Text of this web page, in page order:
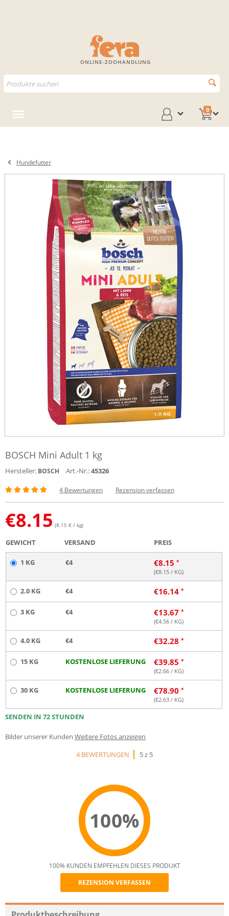
ONLINE-ZOOHANDLUNG
0
Hundefutter
BOSCH Mini Adult 1 kg
Hersteller: BOSCH Art.-Nr.:45326
4 Bewertungen Rezension verfassen
€8.15 (8.15 € / kg)
GEWICHT VERSAND PREIS
1 KG €4 €8.15
(€8.15 / KG)
2.0 KG €4 €16.14
3 KG €4 €13.67
(€4.56 / KG)
4.0 KG €4 €32.28
15 KG KOSTENLOSE LIEFERUNG €39.85
(€2.66 / KG)
30 KG KOSTENLOSE LIEFERUNG €78.90
(€2.63 / KG)
SENDEN IN 72 STUNDEN
Bilder unserer Kunden Weitere Fotos anzeigen
4 BEWERTUNGEN
5 z 5
100%
Recommend
100% KUNDEN EMPFEHLEN DIESES PRODUKT
REZENSION VERFASSEN